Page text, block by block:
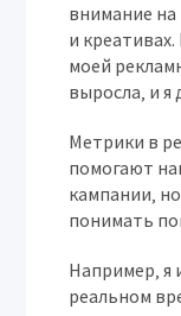
внимание
и
моей
выросла‚ и я
Метрики в
помогают
кампании‚
понимать
Например‚ я
реальном